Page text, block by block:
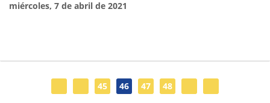
miércoles, 7 de abril de 2021
45 46 47 48